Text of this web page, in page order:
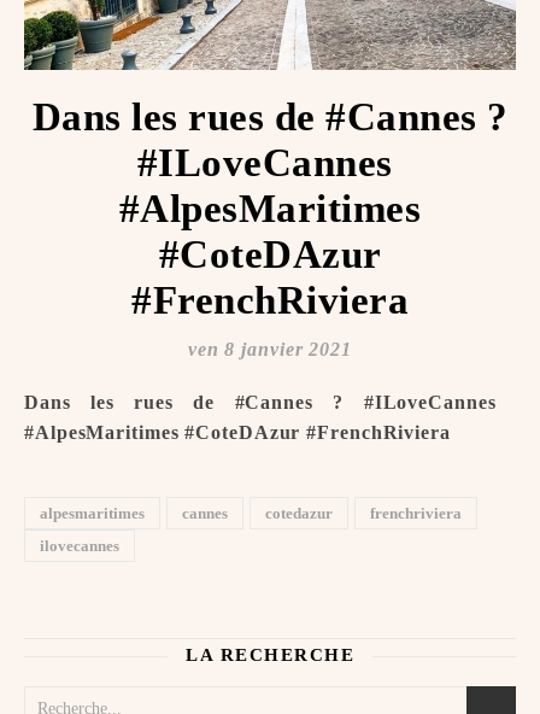
Dans les rues de #Cannes ?️
#ILoveCannes ️
#AlpesMaritimes
#CoteDAzur
#FrenchRiviera
ven 8 janvier 2021
Dans les rues de #Cannes ?️ #ILoveCannes ️
#AlpesMaritimes #CoteDAzur #FrenchRiviera
alpesmaritimes cannes cotedazur
frenchriviera
ilovecannes
LA RECHERCHE